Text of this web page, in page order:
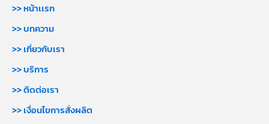
>> หน้าเเรก
>> บทความ
>> เกี่ยวกับเรา
>> บริการ
>> ติดต่อเรา
>> เงื่อนไขการสั่งผลิต